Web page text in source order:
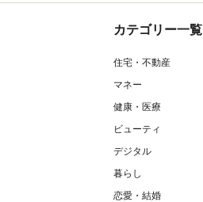
カテゴリー一覧
住宅・不動産
マネー
健康・医療
ビューティ
デジタル
暮らし
恋愛・結婚